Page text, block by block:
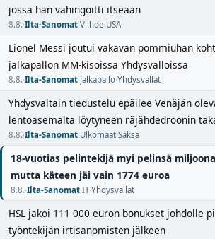
jossa hän vahingoitti itseään
8.8.·Ilta-Sanomat·Viihde·USA
Lionel Messi joutui vakavan pommiuhan
jalkapallon MM-kisoissa Yhdysvalloissa
8.8.·Ilta-Sanomat·Jalkapallo·Yhdysvallat
Yhdysvaltain tiedustelu epäilee Venäjän
lentoasemalta löytyneen räjähdedroonin
8.8.·Ilta-Sanomat·Ulkomaat·Saksa
18-vuotias pelintekijä myi pelinsä
mutta käteen jäi vain 1774 euroa
8.8.·Ilta-Sanomat·IT·Yhdysvallat
HSL jakoi 111 000 euron bonukset johdolle
työntekijän irtisanomisten jälkeen